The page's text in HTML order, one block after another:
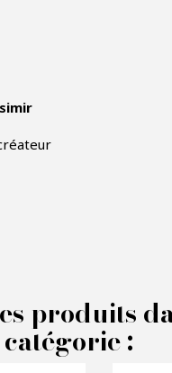
Fauteuil Casimir -
produits
: